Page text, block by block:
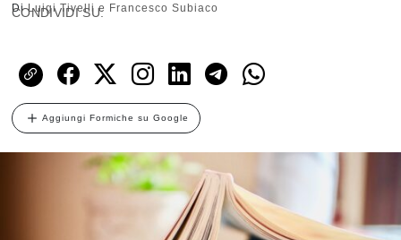
DiLuigi Tivelli e Francesco Subiaco
CONDIVIDI SU:
Aggiungi Formiche su Google